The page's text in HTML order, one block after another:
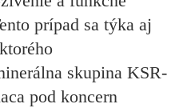
prípad sa týka aj
skupina KSR-
pod koncern